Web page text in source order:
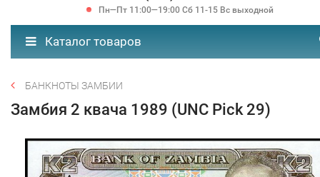
Пн—Пт 11:00—19:00 Сб 11-15 Вс выходной
Каталог товаров
БАНКНОТЫ ЗАМБИИ
Замбия 2 квача 1989 (UNC Pick 29)